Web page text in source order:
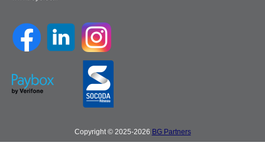
Copyright © 2025-2026 BG Partners